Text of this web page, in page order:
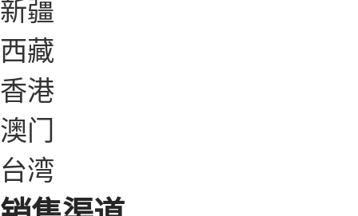
新疆
西藏
香港
澳门
台湾